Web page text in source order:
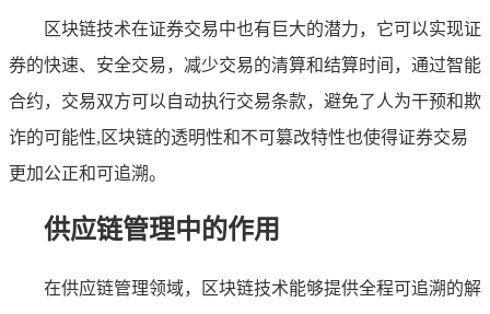
区块链技术在证券交易中也有巨大的潜力，它可以实现证
券的快速、安全交易，减少交易的清算和结算时间，通过智能
合约，交易双方可以自动执行交易条款，避免了人为干预和欺
诈的可能性,区块链的透明性和不可篡改特性也使得证券交易
更加公正和可追溯。
供应链管理中的作用
在供应链管理领域，区块链技术能够提供全程可追溯的解